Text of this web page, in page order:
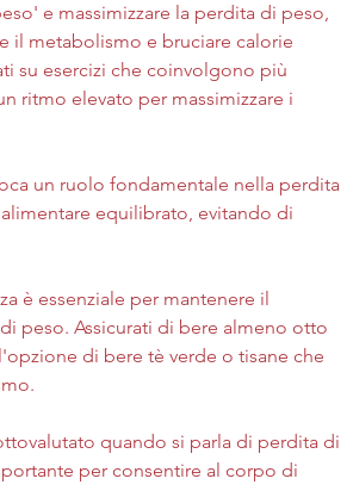
e massimizzare la perdita di peso,
il metabolismo e bruciare calorie
su esercizi che coinvolgono più
ritmo elevato per massimizzare i
un ruolo fondamentale nella perdita
equilibrato, evitando di
è essenziale per mantenere il
peso. Assicurati di bere almeno otto
di bere tè verde o tisane che
quando si parla di perdita di
per consentire al corpo di